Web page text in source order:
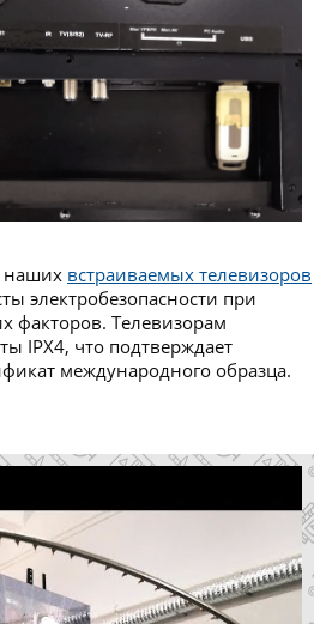
наших встраиваемых телевизоров
электробезопасности при
факторов. Телевизорам
IPX4, что подтверждает
международного образца.